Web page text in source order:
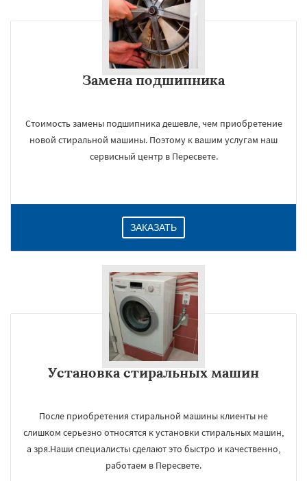
Замена подшипника
Стоимость замены подшипника дешевле, чем приобретение
новой стиральной машины. Поэтому к вашим услугам наш
сервисный центр в Пересвете.
ЗАКАЗАТЬ
Установка стиральных машин
После приобретения стиральной машины клиенты не
слишком серьезно относятся к установки стиральных машин,
а зря.Наши специалисты сделают это быстро и качественно,
работаем в Пересвете.